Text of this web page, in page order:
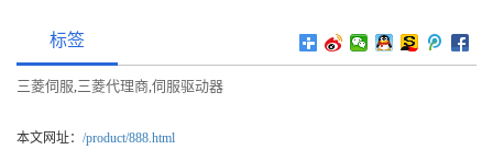
标签
三菱伺服,三菱代理商,伺服驱动器
本文网址： /product/888.html